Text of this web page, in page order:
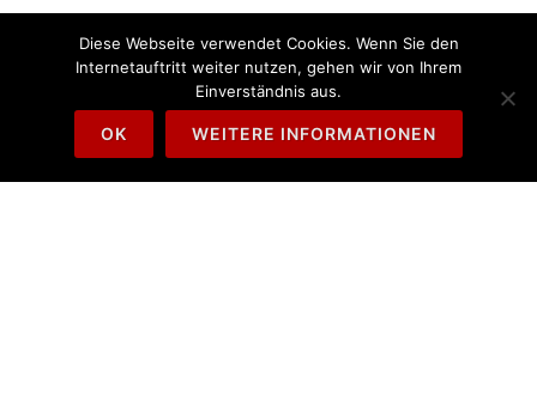
Wir werden uns bei Kontakt-
aufnahme zeitnah um Ihr
Diese Webseite verwendet Cookies. Wenn Sie den
Internetauftritt weiter nutzen, gehen wir von Ihrem
Einverständnis aus.
OK WEITERE INFORMATIONEN